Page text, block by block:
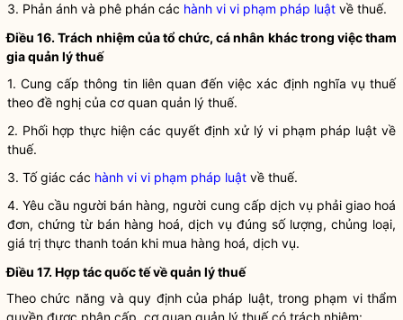
3. Phản ánh và phê phán các hành vi vi phạm pháp luật về thuế.
Điều 16. Trách nhiệm của tổ chức, cá nhân khác trong việc tham
gia quản lý thuế
1. Cung cấp thông tin liên quan đến việc xác định nghĩa vụ thuế
theo đề nghị của cơ quan quản lý thuế.
2. Phối hợp thực hiện các quyết định xử lý vi phạm pháp luật về
thuế.
3. Tố giác các hành vi vi phạm pháp luật về thuế.
4. Yêu cầu người bán hàng, người cung cấp dịch vụ phải giao hoá
đơn, chứng từ bán hàng hoá, dịch vụ đúng số lượng, chủng loại,
giá trị thực thanh toán khi mua hàng hoá, dịch vụ.
Điều 17. Hợp tác quốc tế về quản lý thuế
Theo chức năng và quy định của pháp luật, trong phạm vi thẩm
quyền được phân cấp, cơ quan quản lý thuế có trách nhiệm: